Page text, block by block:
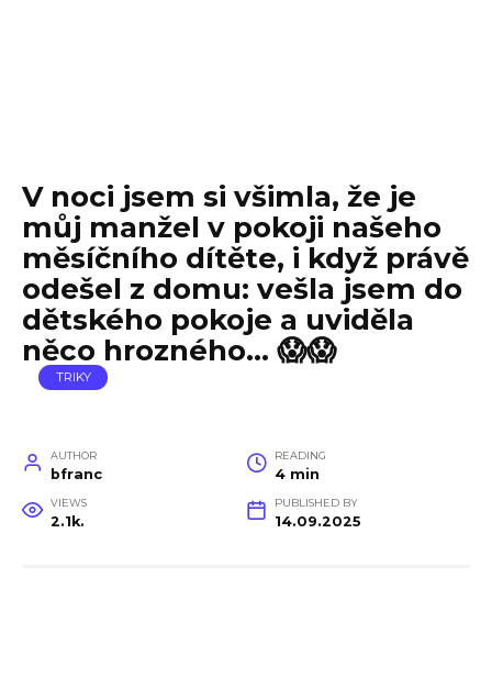
V noci jsem si všimla, že je
můj manžel v pokoji našeho
měsíčního dítěte, i když právě
odešel z domu: vešla jsem do
dětského pokoje a uviděla
něco hrozného… 😱😱
TRIKY
AUTHOR
bfranc
READING
4 min
VIEWS
2.1k.
PUBLISHED BY
14.09.2025